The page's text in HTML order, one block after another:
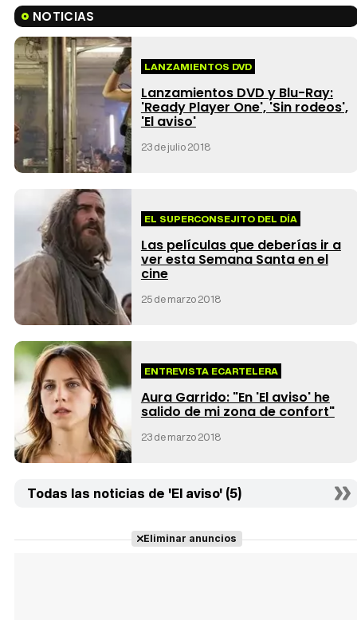
NOTICIAS
LANZAMIENTOS DVD
Lanzamientos DVD y Blu-Ray:
'Ready Player One', 'Sin rodeos',
'El aviso'
23 de julio 2018
EL SUPERCONSEJITO DEL DÍA
Las películas que deberías ir a
ver esta Semana Santa en el
cine
25 de marzo 2018
ENTREVISTA ECARTELERA
Aura Garrido: "En 'El aviso' he
salido de mi zona de confort"
23 de marzo 2018
Todas las noticias de 'El aviso' (5)
Eliminar anuncios